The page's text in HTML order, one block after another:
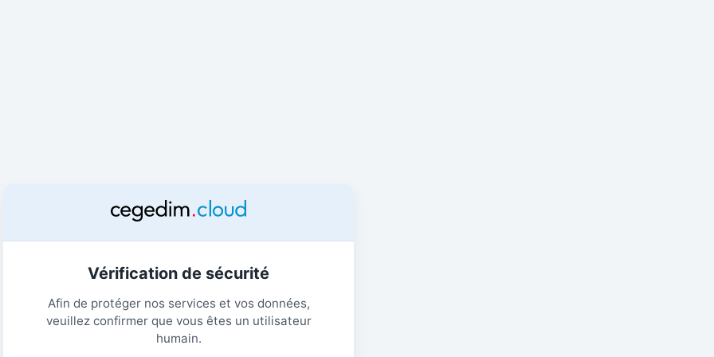
Vérification de sécurité
Afin de protéger nos services et vos données,
veuillez confirmer que vous êtes un utilisateur
humain.